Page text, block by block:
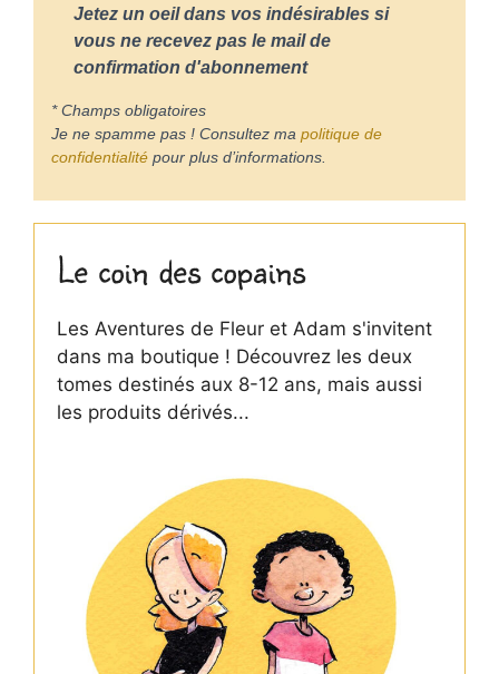
Jetez un oeil dans vos indésirables si
vous ne recevez pas le mail de
confirmation d'abonnement
* Champs obligatoires
Je ne spamme pas ! Consultez ma politique de
confidentialité pour plus d’informations.
Le coin des copains
Les Aventures de Fleur et Adam s'invitent
dans ma boutique ! Découvrez les deux
tomes destinés aux 8-12 ans, mais aussi
les produits dérivés...